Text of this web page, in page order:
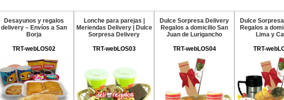
Desayunos y regalos
delivery – Envíos a San
Borja
TRT-webLOS02
Lonche para parejas |
Meriendas Delivery | Dulce
Sorpresa Delivery
TRT-webLOS03
Dulce Sorpresa Delivery
Regalos a domicilio San
Juan de Lurigancho
TRT-webLOS04
Dulce
Regalos a
Lima y
TRT-